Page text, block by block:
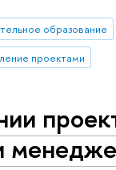
образование
проектами